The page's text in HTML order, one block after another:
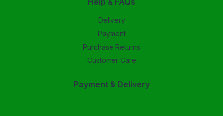
Help & FAQs
Delivery
Payment
Purchase Returns
Customer Care
Payment & Delivery